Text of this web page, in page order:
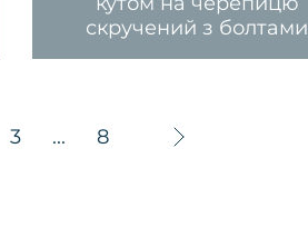
скручений з болтами
3 ... 8